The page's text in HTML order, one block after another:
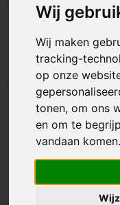
Wij
Wij maken
tracking-
op onze
tonen, om ons
en om te
vandaan komen.
opties
Sorteer op: